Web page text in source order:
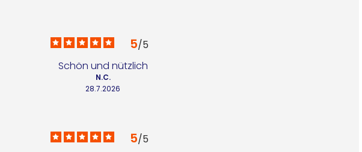
5/5
Schön und nützlich
28.7.2026
N.C.
5/5